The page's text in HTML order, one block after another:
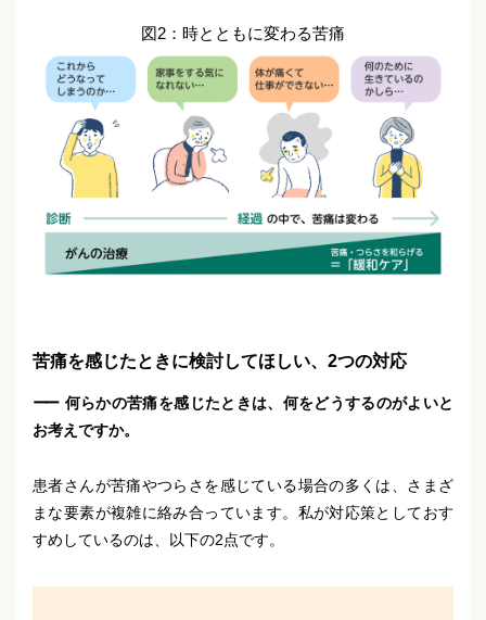
図2：時とともに変わる苦痛
苦痛を感じたときに検討してほしい、2つの対応
何らかの苦痛を感じたときは、何をどうするのがよいと
お考えですか。
患者さんが苦痛やつらさを感じている場合の多くは、さまざ
まな要素が複雑に絡み合っています。私が対応策としておす
すめしているのは、以下の2点です。